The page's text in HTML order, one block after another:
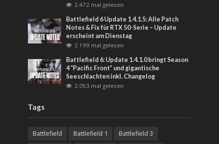
2.472 mal gelesen
Battlefield 6 Update 1.4.1.5: Alle Patch
Notes & Fix für RTX 50-Serie – Update
erscheint am Dienstag
2.199 mal gelesen
Battlefield 6: Update 1.4.1.0 bringt Season
4 “Pacific Front” und gigantische
Seeschlachten inkl. Changelog
2.053 mal gelesen
Tags
Battlefield Battlefield 1
Battlefield 3